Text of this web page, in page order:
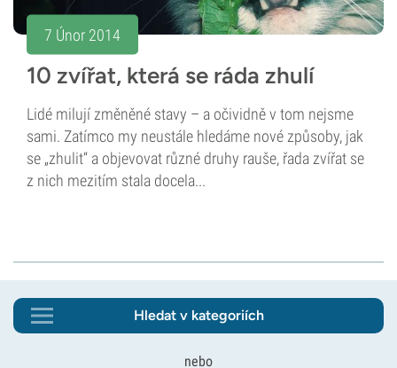
7 Únor 2014
10 zvířat, která se ráda zhulí
Lidé milují změněné stavy – a očividně v tom nejsme
sami. Zatímco my neustále hledáme nové způsoby, jak
se „zhulit“ a objevovat různé druhy rauše, řada zvířat se
z nich mezitím stala docela...
Hledat v kategoriích
nebo